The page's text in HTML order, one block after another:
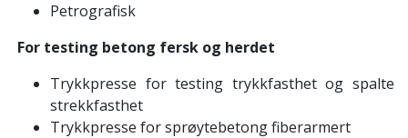
Petrografisk
For testing betong fersk og herdet
Trykkpresse for testing trykkfasthet og spalte
strekkfasthet
Trykkpresse for sprøytebetong fiberarmert